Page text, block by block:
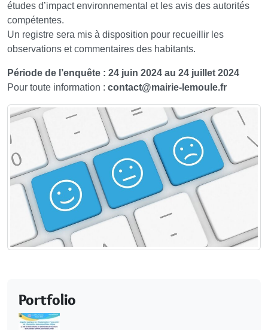
études d’impact environnemental et les avis des autorités
compétentes.
Un registre sera mis à disposition pour recueillir les
observations et commentaires des habitants.
Période de l’enquête : 24 juin 2024 au 24 juillet 2024
Pour toute information : contact@mairie-lemoule.fr
Portfolio